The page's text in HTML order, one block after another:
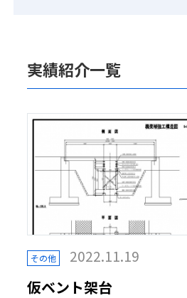
実績紹介一覧
その他 2022.11.19
仮ベント架台